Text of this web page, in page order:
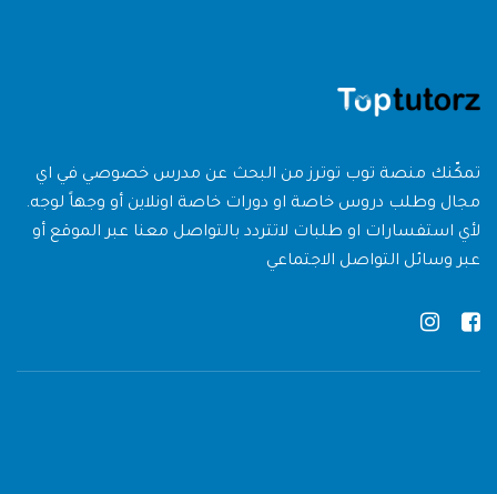
تمكّنك منصة توب توترز من البحث عن مدرس خصوصي في اي
مجال وطلب دروس خاصة او دورات خاصة اونلاين أو وجهاً لوجه.
لأي استفسارات او طلبات لاتتردد بالتواصل معنا عبر الموقع أو
عبر وسائل التواصل الاجتماعي